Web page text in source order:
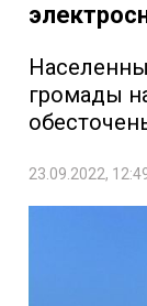
громады
23.09.2022,